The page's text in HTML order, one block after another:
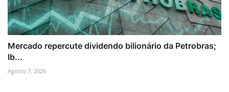
Mercado repercute dividendo bilionário da Petrobras;
Ib...
Agosto 7, 2026